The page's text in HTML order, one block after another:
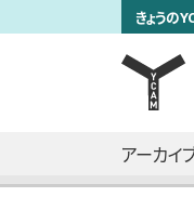
skip to mainきょうの
言語を切
メインナビゲーション
アーカイ